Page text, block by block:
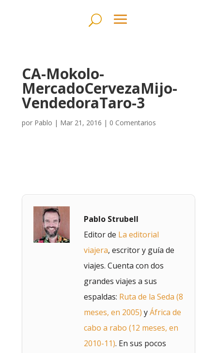
CA-Mokolo-
MercadoCervezaMijo-
VendedoraTaro-3
por Pablo | Mar 21, 2016 | 0 Comentarios
Pablo Strubell
Editor de La editorial
viajera, escritor y guía de
viajes. Cuenta con dos
grandes viajes a sus
espaldas: Ruta de la Seda (8
meses, en 2005) yÁfrica de
cabo a rabo (12 meses, en
2010-11). En sus pocos